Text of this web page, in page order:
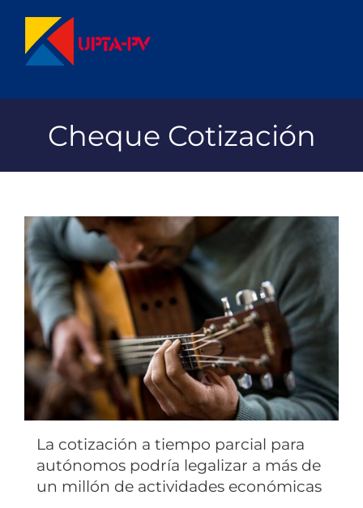
contenido
Cheque Cotización
La cotización a tiempo parcial para
autónomos podría legalizar a más de
un millón de actividades económicas